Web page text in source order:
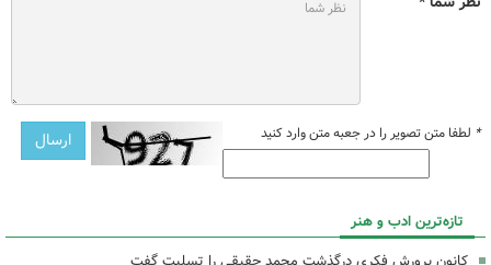
* لطفا متن تصویر را در جعبه متن وارد کنید
تازه‌ترین ادب و هنر
کانون پرورش فکری درگذشت محمد حقیقی را تسلیت گفت